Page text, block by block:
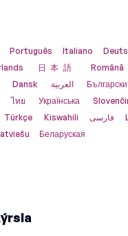
Português Italiano
日本語 Română
Dansk العربية Български
ไทย Українська
Türkçe Kiswahili فارسی
Беларуская